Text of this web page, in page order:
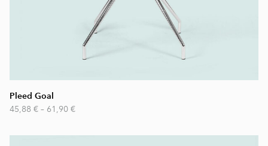
Pleed Goal
45,88 € – 61,90 €